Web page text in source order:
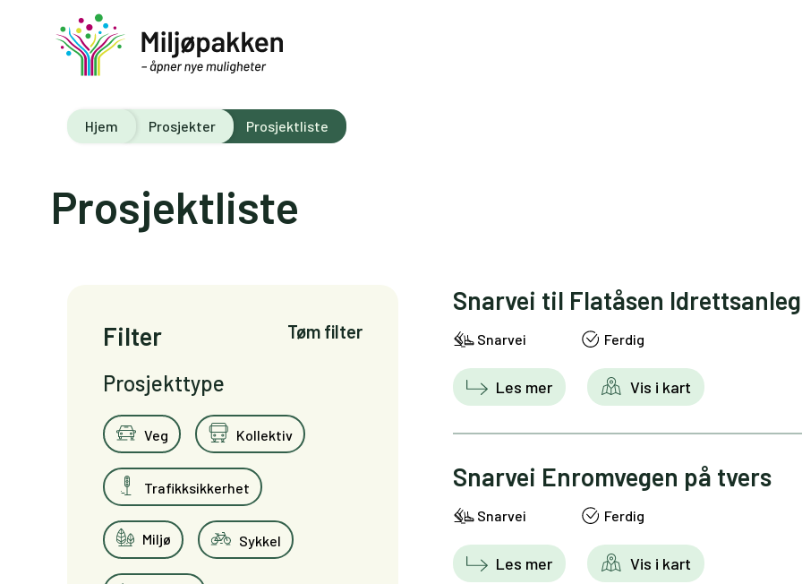
Hjem Prosjekter Prosjektliste
Prosjektliste
Filter Tøm filter
Prosjekttype
Veg Kollektiv
Trafikksikkerhet
Miljø Sykkel
Snarvei til Flatåsen
Snarvei Ferdig
Les mer Vis i kart
Snarvei Enromvegen på tvers
Snarvei Ferdig
Les mer Vis i kart